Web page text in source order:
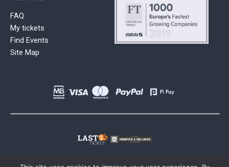
FAQ
My tickets
Find Events
Site Map